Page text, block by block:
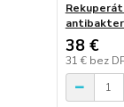
38 €
31 € bez